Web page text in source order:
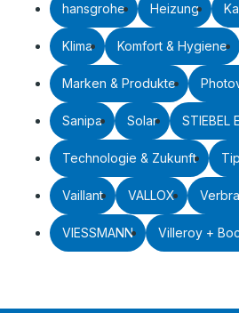
hansgrohe Heizung
Klima Komfort & Hygiene
Marken & Produkte
Sanipa Solar STIEBEL
Technologie & Zukunft
Vaillant VALLOX
VIESSMANN Villeroy +